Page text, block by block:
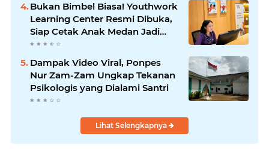
Bukan Bimbel Biasa! Youthwork
Learning Center Resmi Dibuka,
Siap Cetak Anak Medan Jadi
Pemimpin Berstandar Global
Dampak Video Viral, Ponpes
Nur Zam-Zam Ungkap Tekanan
Psikologis yang Dialami Santri
Lihat Selengkapnya